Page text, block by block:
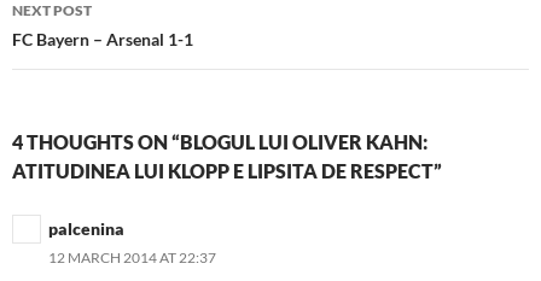
NEXT POST
FC Bayern – Arsenal 1-1
4 THOUGHTS ON “BLOGUL LUI OLIVER KAHN:
ATITUDINEA LUI KLOPP E LIPSITA DE RESPECT”
palcenina
12 MARCH 2014 AT 22:37